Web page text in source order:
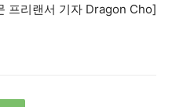
프리랜서 기자 Dragon Cho]